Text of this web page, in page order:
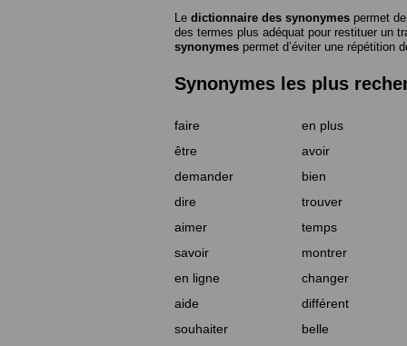
Le dictionnaire des synonymes permet
des termes plus adéquat pour restituer un
synonymes permet d’éviter une répétition
Synonymes les plus
faire en plus
être
avoir
demander
bien
dire
trouver
aimer
temps
savoir
montrer
en ligne
changer
aide
différent
souhaiter
belle